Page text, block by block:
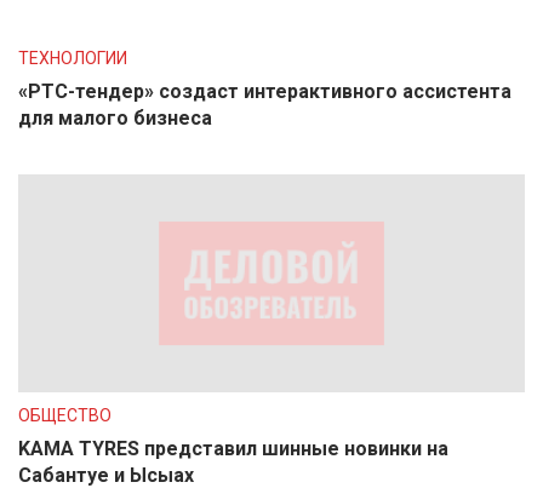
ТЕХНОЛОГИИ
«РТС-тендер» создаст интерактивного ассистента
для малого бизнеса
ОБЩЕСТВО
KAMA TYRES представил шинные новинки на
Сабантуе и Ысыах